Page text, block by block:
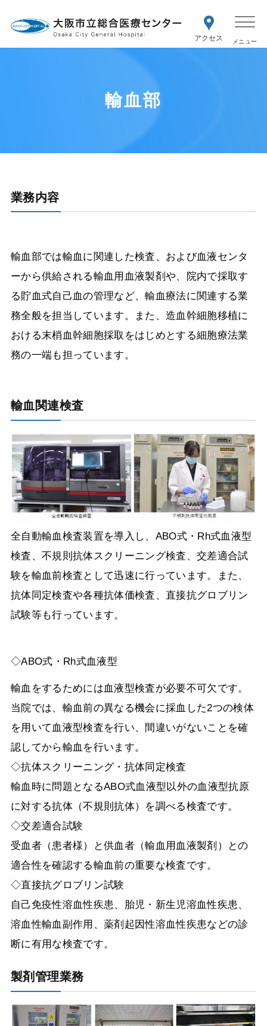
セス
輸血部
業務内容
輸血部では輸血に関連した検査、および血液センタ
ーから供給される輸血用血液製剤や、院内で採取す
る貯血式自己血の管理など、輸血療法に関連する業
務全般を担当しています。また、造血幹細胞移植に
おける末梢血幹細胞採取をはじめとする細胞療法業
務の一端も担っています。
輸血関連検査
全自動輸血検査装置を導入し、 ABO式・ Rh式血液型
検査、不規則抗体スクリーニング検査、交差適合試
験を輸血前検査として迅速に行っています。また、
抗体同定検査や各種抗体価検査、直接抗グロブリン
試験等も行っています。
◇ABO式・Rh式血液型
輸血をするためには血液型検査が必要不可欠です。
当院では、輸血前の異なる機会に採血した2つの検体
を用いて血液型検査を行い、間違いがないことを確
認してから輸血を行います。
◇抗体スクリーニング・抗体同定検査
輸血時に問題となるABO式血液型以外の血液型抗原
に対する抗体（不規則抗体）を調べる検査です。
◇交差適合試験
受血者（患者様）と供血者（輸血用血液製剤）との
適合性を確認する輸血前の重要な検査です。
◇直接抗グロブリン試験
自己免疫性溶血性疾患、胎児・新生児溶血性疾患、
溶血性輸血副作用、薬剤起因性溶血性疾患などの診
断に有用な検査です。
製剤管理業務
紹介状をお持ちの方はこちら
再診の予約変更はこちら